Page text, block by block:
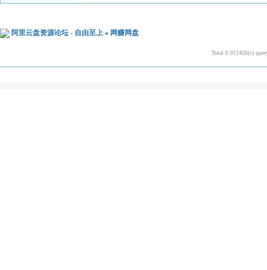
阿里云盘资源论坛 - 自由至上 » 网赚网盘
Total 0.012426(s)